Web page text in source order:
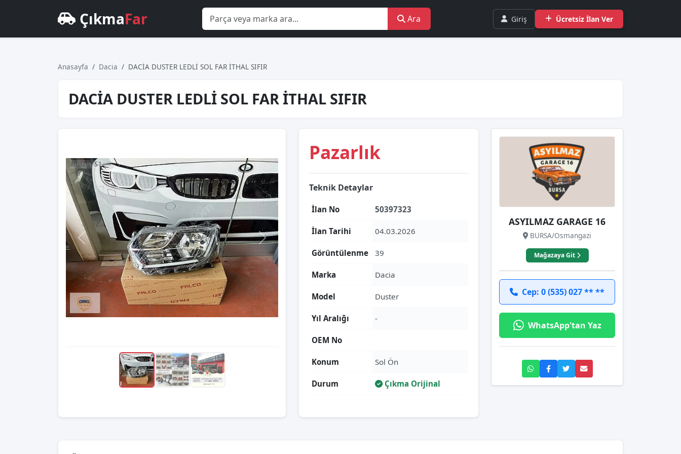
ÇıkmaFar Ara Giriş Ücretsiz İlan Ver
Anasayfa Dacia DACİA DUSTER LEDLİ SOL FAR İTHAL SIFIR
DACİA DUSTER LEDLİ SOL FAR İTHAL SIFIR
Pazarlık
Teknik Detaylar
İlan No 50397323
İlan Tarihi 04.03.2026
Görüntülenme 39
Marka Dacia
Model Duster
Yıl Aralığı -
OEM No
Konum Sol Ön
Durum Çıkma Orijinal
ASYILMAZ GARAGE 16
BURSA/Osmangazi
Mağazaya Git
Cep: 0 (535) 027 ** **
WhatsApp'tan Yaz